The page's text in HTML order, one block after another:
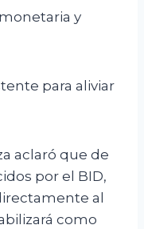
y
para aliviar
aclaró que de
por el BID,
al
como